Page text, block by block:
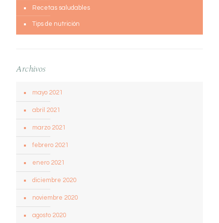
Recetas saludables
Tips de nutrición
Archivos
mayo 2021
abril 2021
marzo 2021
febrero 2021
enero 2021
diciembre 2020
noviembre 2020
agosto 2020